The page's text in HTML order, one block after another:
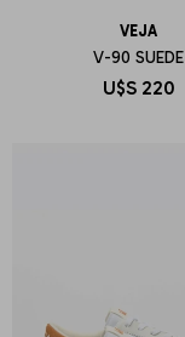
VEJA
V-90 SUEDE
U$S 220